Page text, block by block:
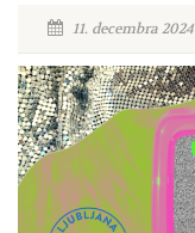
11. decembra 2024